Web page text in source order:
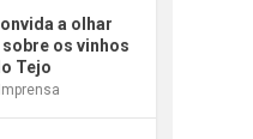
a olhar
os vinhos
Tejo
Imprensa